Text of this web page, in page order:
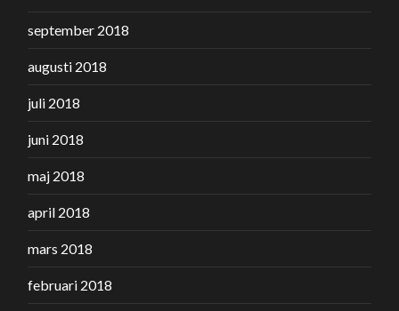
september 2018
augusti 2018
juli 2018
juni 2018
maj 2018
april 2018
mars 2018
februari 2018